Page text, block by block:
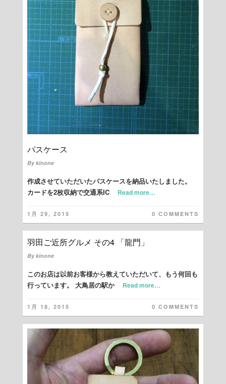
パスケース
Bykinone
作成させていただいたパスケースを納品いたしました。
カードを2枚収納で交通系IC
Read more…
1月 29, 2015 0 COMMENTS
羽田ご近所グルメ その4 「龍門」
Bykinone
このお店は以前お客様から教えていただいて、もう何回も
行っています。 大鳥居の駅か
Read more…
1月 18, 2015 0 COMMENTS